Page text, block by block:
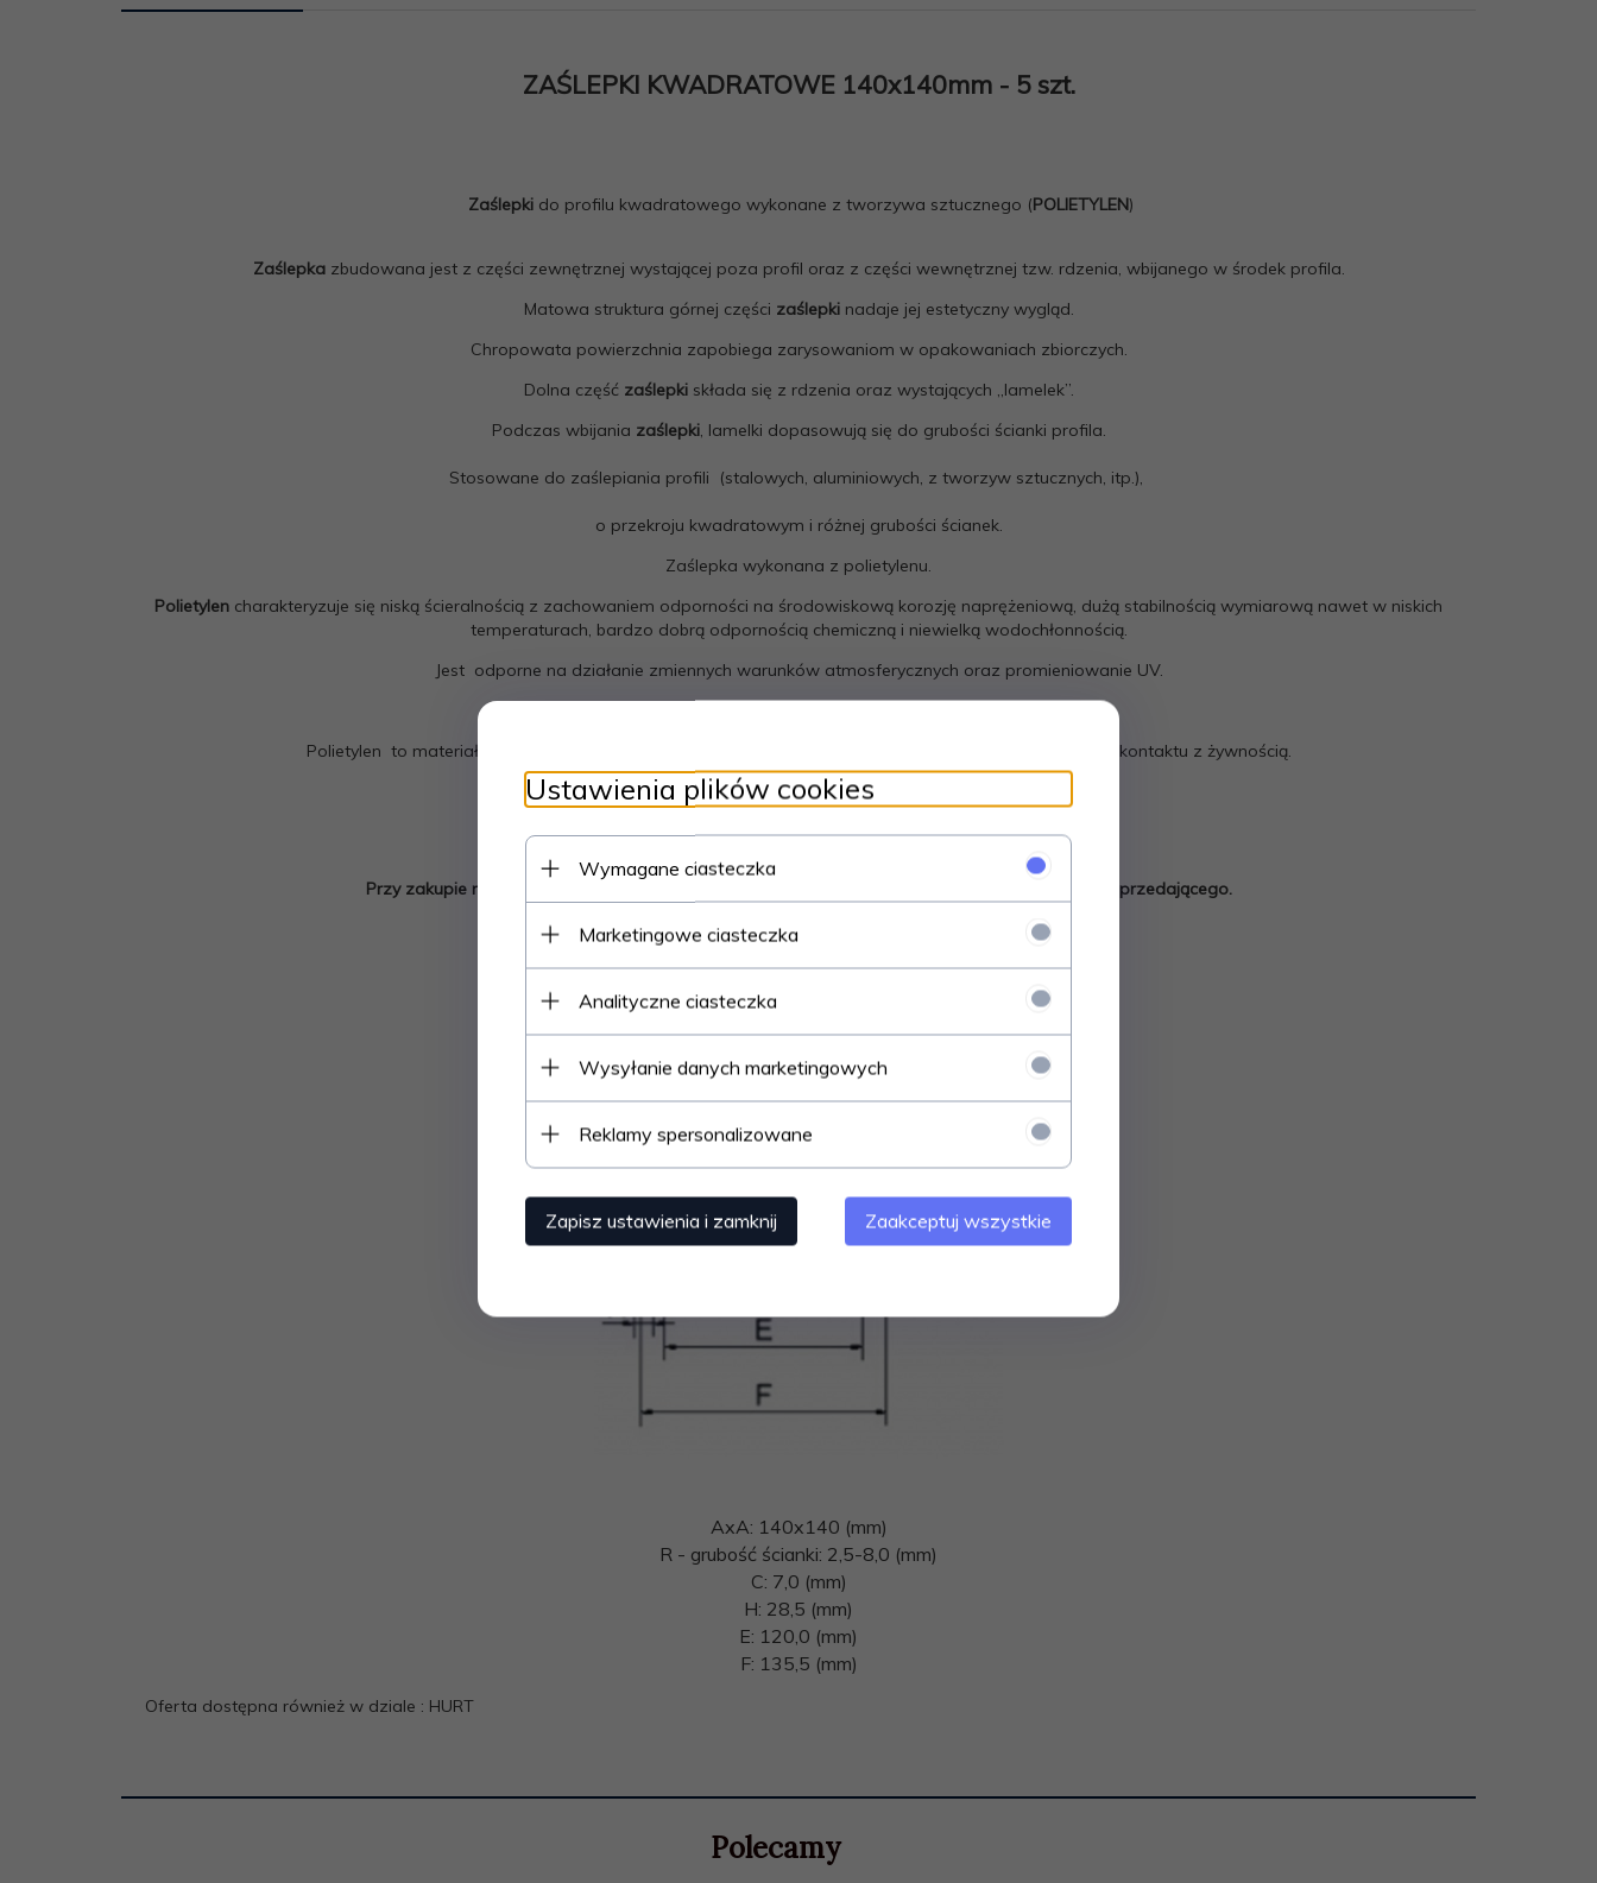
ZAŚLEPKI KWADRATOWE 140x140mm - 5 szt.
Zaślepki do profilu kwadratowego wykonane z tworzywa sztucznego (POLIETYLEN)
Zaślepkazbudowana jest z części zewnętrznej wystającej poza profil oraz z części wewnętrznej tzw. rdzenia, wbijanego w środek profila.
Matowa struktura górnej części zaślepkinadaje jej estetyczny wygląd.
Chropowata powierzchnia zapobiega zarysowaniom w opakowaniach zbiorczych.
Dolna część zaślepkiskłada się z rdzenia oraz wystających „lamelek”.
Podczas wbijania zaślepki, lamelki dopasowują się do grubości ścianki profila.
Stosowane do zaślepiania profili (stalowych, aluminiowych, z tworzyw sztucznych, itp.),
o przekroju kwadratowym i różnej grubości ścianek.
Zaślepka wykonana z polietylenu.
Polietylen charakteryzuje się niską ścieralnością z zachowaniem odporności na środowiskową korozję naprężeniową, dużą stabilnością wymiarową nawet w niskich
temperaturach, bardzo dobrą odpornością chemiczną i niewielką wodochłonnością.
Jest odporne na działanie zmiennych warunków atmosferycznych oraz promieniowanie UV.
Polietylen to materiał całkowicie obojętny fizjologicznie, dzięki czemu posiada pełne dopuszczenie do kontaktu z żywnością.
Przy zakupie na allegro prosimy o wpisanie informacji o wybranym kolorze w wiadomości dla sprzedającego.
W przypadku braku informacji wysyłamy kolor czarny.
Prosimy o wybór koloru !
AxA: 140x140 (mm)
R - grubość ścianki: 2,5-8,0 (mm)
C: 7,0 (mm)
H: 28,5 (mm)
E: 120,0 (mm)
F: 135,5 (mm)
Oferta dostępna również w dziale : HURT
Polecamy
Ustawienia plików cookies
Wymagane ciasteczka
Marketingowe ciasteczka
Analityczne ciasteczka
Wysyłanie danych marketingowych
Reklamy spersonalizowane
Zapisz ustawienia i zamknij Zaakceptuj wszystkie